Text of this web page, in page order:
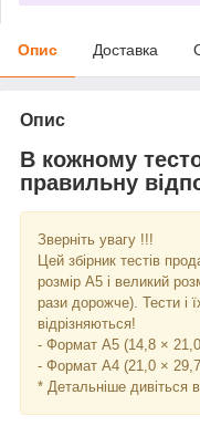
Опис Доставка
Опис
В кожному
правильну
Зверніть увагу !!!
Цей збірник тестів
розмір А5 і великий
рази дорожче). Тести і
відрізняються!
- Формат А5 (14,8 ×
- Формат А4 (21,0 ×
* Детальніше дивіться